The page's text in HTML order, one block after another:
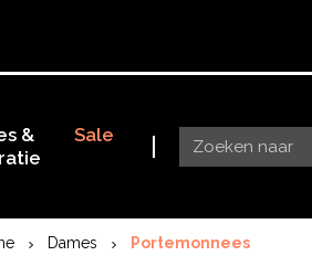
&
Sale
Dames Portemonnees